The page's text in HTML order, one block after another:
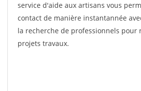
service d'aide aux artisans vous
contact de manière instantannée
la recherche de professionnels pour
projets travaux.